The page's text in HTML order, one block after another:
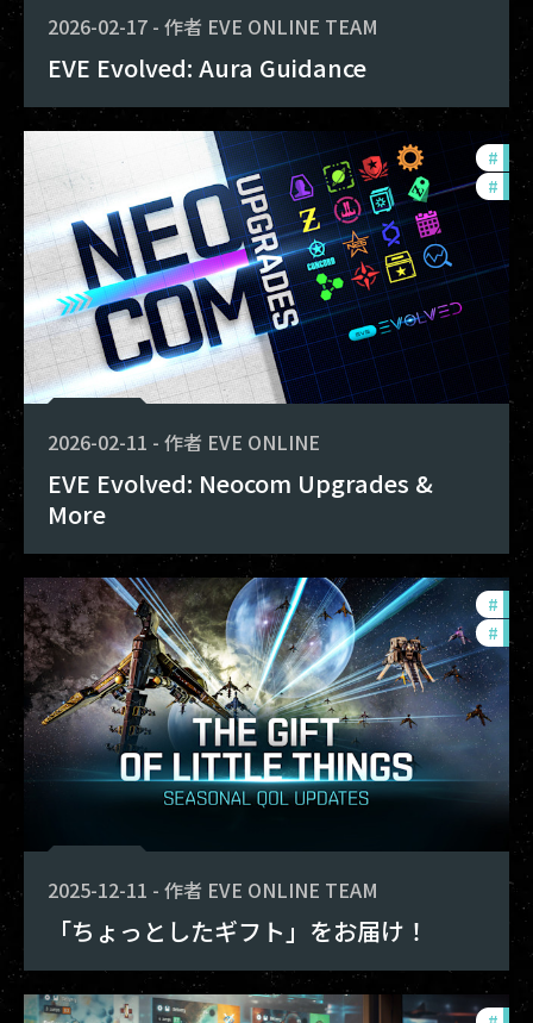
2026-02-17 - 作者 EVE ONLINE TEAM
EVE Evolved: Aura Guidance
#
#
2026-02-11 - 作者 EVE ONLINE
EVE Evolved: Neocom Upgrades &
More
#
#
2025-12-11 - 作者 EVE ONLINE TEAM
「ちょっとしたギフト」をお届け！